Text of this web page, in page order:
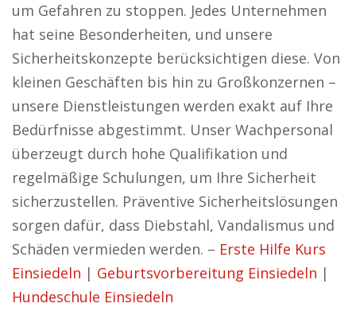
um Gefahren zu stoppen. Jedes Unternehmen
hat seine Besonderheiten, und unsere
Sicherheitskonzepte berücksichtigen diese. Von
kleinen Geschäften bis hin zu Großkonzernen –
unsere Dienstleistungen werden exakt auf Ihre
Bedürfnisse abgestimmt. Unser Wachpersonal
überzeugt durch hohe Qualifikation und
regelmäßige Schulungen, um Ihre Sicherheit
sicherzustellen. Präventive Sicherheitslösungen
sorgen dafür, dass Diebstahl, Vandalismus und
Schäden vermieden werden. – Erste Hilfe Kurs
Einsiedeln | Geburtsvorbereitung Einsiedeln |
Hundeschule Einsiedeln